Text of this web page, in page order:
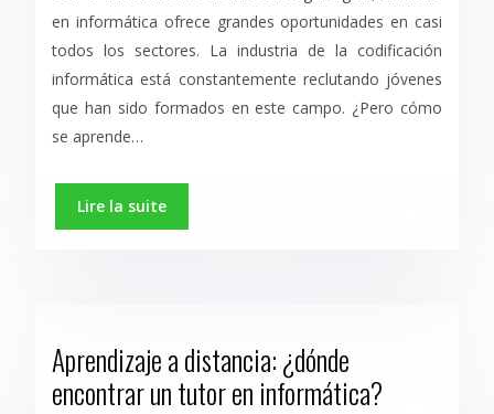
en informática ofrece grandes oportunidades en casi
todos los sectores. La industria de la codificación
informática está constantemente reclutando jóvenes
que han sido formados en este campo. ¿Pero cómo
se aprende…
Lire la suite
Aprendizaje a distancia: ¿dónde
encontrar un tutor en informática?